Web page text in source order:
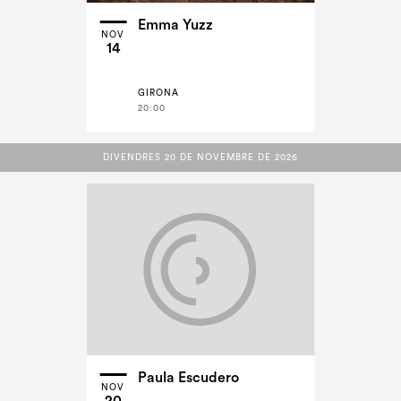
NOV
14
Emma Yuzz
GIRONA
20:00
DIVENDRES 20 DE NOVEMBRE DE 2026
DIVENDRES 20 DE NOVEMBRE DE 2026
NOV
Paula Escudero